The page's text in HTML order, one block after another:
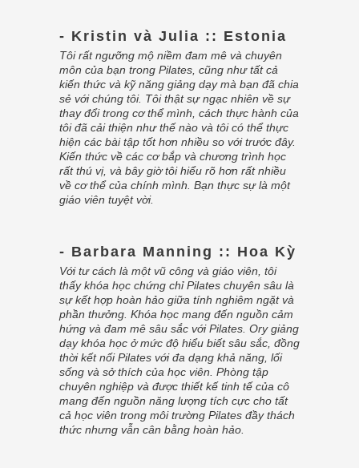
- Kristin và Julia :: Estonia
Tôi rất ngưỡng mộ niềm đam mê và chuyên
môn của bạn trong Pilates, cũng như tất cả
kiến thức và kỹ năng giảng dạy mà bạn đã chia
sẻ với chúng tôi. Tôi thật sự ngạc nhiên về sự
thay đổi trong cơ thể mình, cách thực hành của
tôi đã cải thiện như thế nào và tôi có thể thực
hiện các bài tập tốt hơn nhiều so với trước đây.
Kiến thức về các cơ bắp và chương trình học
rất thú vị, và bây giờ tôi hiểu rõ hơn rất nhiều
về cơ thể của chính mình. Bạn thực sự là một
giáo viên tuyệt vời.
- Barbara Manning :: Hoa Kỳ
Với tư cách là một vũ công và giáo viên, tôi
thấy khóa học chứng chỉ Pilates chuyên sâu là
sự kết hợp hoàn hảo giữa tính nghiêm ngặt và
phần thưởng. Khóa học mang đến nguồn cảm
hứng và đam mê sâu sắc với Pilates. Ory giảng
dạy khóa học ở mức độ hiểu biết sâu sắc, đồng
thời kết nối Pilates với đa dạng khả năng, lối
sống và sở thích của học viên. Phòng tập
chuyên nghiệp và được thiết kế tinh tế của cô
mang đến nguồn năng lượng tích cực cho tất
cả học viên trong môi trường Pilates đầy thách
thức nhưng vẫn cân bằng hoàn hảo.